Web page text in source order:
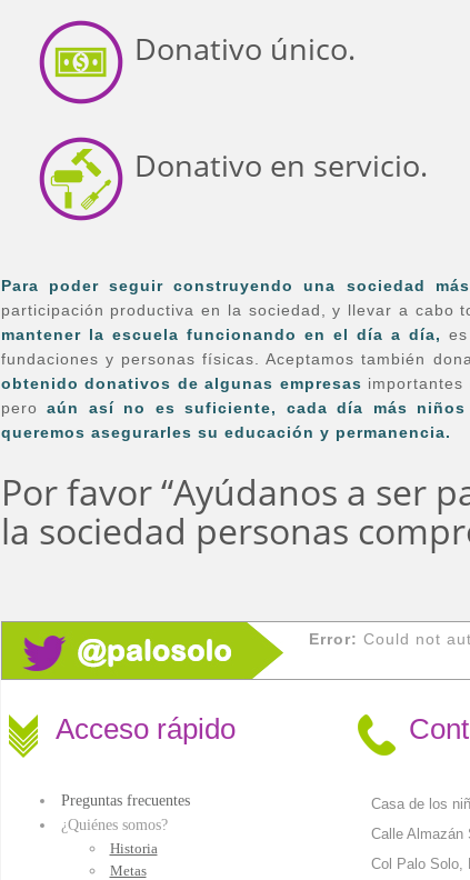
Donativo único.
Donativo en servicio.
Para poder seguir construyendo una sociedad
participación productiva en la sociedad, y llevar a cabo
mantener la escuela funcionando en el día a día,
fundaciones y personas físicas. Aceptamos también
obtenido donativos de algunas empresas importantes
pero aún así no es suficiente, cada día más
queremos asegurarles su educación y permanencia.
Por favor “Ayúdanos a ser
la sociedad personas
Acceso rápido
Preguntas frecuentes
¿Quiénes somos?
Historia
Metas
Error: Could not
Casa de los
Calle Almazán
Col Palo Solo,